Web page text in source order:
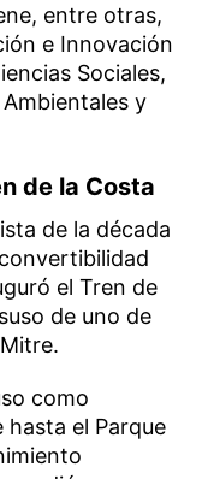
entre otras,
e Innovación
Sociales,
y
de la Costa
de la década
el Tren de
de uno de
como
el Parque